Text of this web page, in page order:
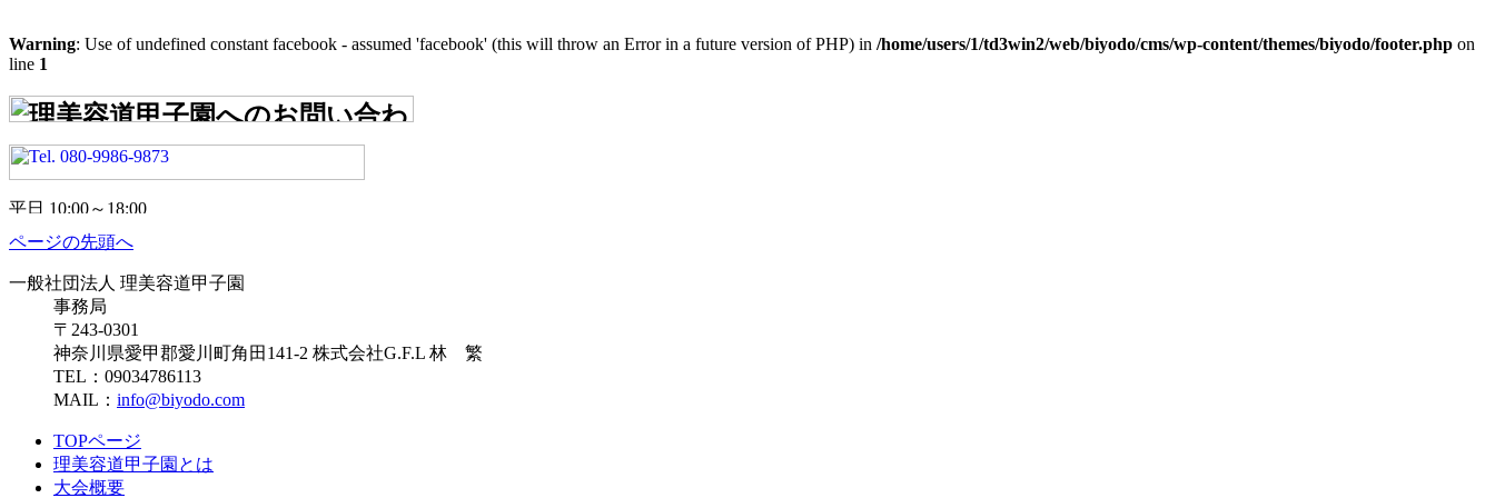
ブ
Warning: Use of undefined constant facebook - assumed 'facebook' (this will throw an Error in a future version of PHP) in /home/users/1/td3win2/web/biyodo/cms/wp-content/themes/biyodo/footer.php on
line 1
ページの先頭へ
一般社団法人 理美容道甲子園
事務局
〒243-0301
神奈川県愛甲郡愛川町角田141-2 株式会社G.F.L 林 繁
TEL：09034786113
MAIL： info@biyodo.com
TOPページ
理美容道甲子園とは
大会概要